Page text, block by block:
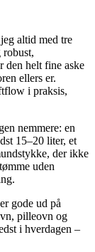
altid med tre
den helt fine aske
ellers er.
i praksis,
nemmere: en
15–20 liter, et
der ikke
uden
gode ud på
pilleovn og
i hverdagen –